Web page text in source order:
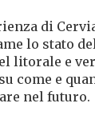
di
lo stato
litorale e
come e
nel futuro.